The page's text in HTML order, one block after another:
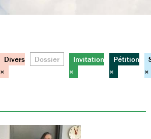
Divers
×
Dossier
Invitation
×
Pétition
×
×